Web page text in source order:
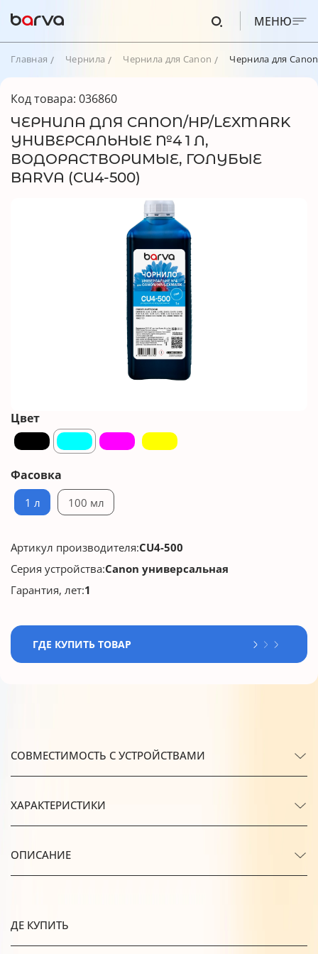
МЕНЮ
Главная Чернила Чернила для Canon Чернила для
Код товара: 036860
ЧЕРНИЛА ДЛЯ CANON/HP/LEXMARK
УНИВЕРСАЛЬНЫЕ №4 1 Л,
ВОДОРАСТВОРИМЫЕ, ГОЛУБЫЕ
BARVA (CU4-500)
Цвет
Фасовка
1 л 100 мл
Артикул производителя:CU4-500
Серия устройства:Canon универсальная
Гарантия, лет:1
ГДЕ КУПИТЬ ТОВАР
СОВМЕСТИМОСТЬ С УСТРОЙСТВАМИ
ХАРАКТЕРИСТИКИ
ОПИСАНИЕ
ДЕ КУПИТЬ